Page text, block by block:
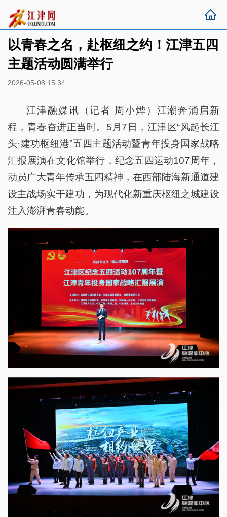
以青春之名，赴枢纽之约！江津五四
主题活动圆满举行
2026-05-08 15:34
江津融媒讯（记者 周小烨）江潮奔涌启新
程，青春奋进正当时。5月7日，江津区“风起长江
头·建功枢纽港”五四主题活动暨青年投身国家战略
汇报展演在文化馆举行，纪念五四运动107周年，
动员广大青年传承五四精神，在西部陆海新通道建
设主战场实干建功，为现代化新重庆枢纽之城建设
注入澎湃青春动能。